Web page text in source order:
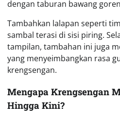
dengan taburan bawang
Tambahkan lalapan seperti
sambal terasi di sisi piring.
tampilan, tambahan ini juga
yang menyeimbangkan rasa
krengsengan.
Mengapa Krengsengan
Hingga Kini?